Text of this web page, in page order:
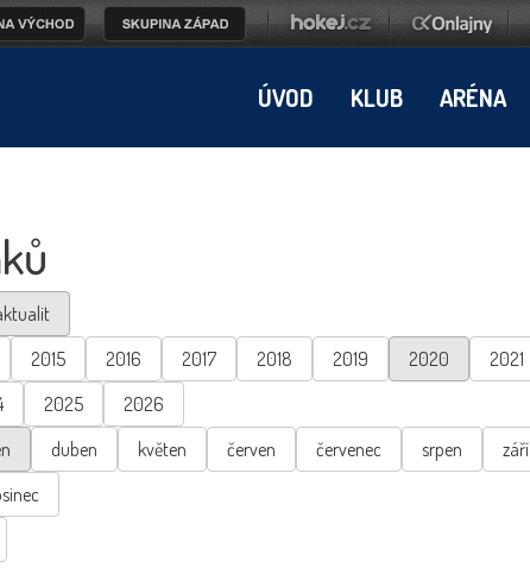
ÚVOD KLUB ARÉNA
2015 2016 2017 2018 2019 2020
2021
2025
2026
duben květen červen červenec srpen
září